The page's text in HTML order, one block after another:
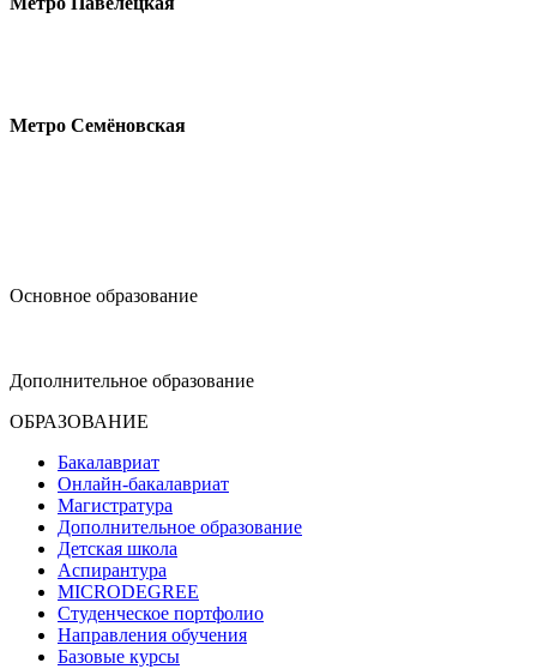
Метро Семёновская
Основное образование
Дополнительное образование
ОБРАЗОВАНИЕ
Бакалавриат
Онлайн-бакалавриат
Магистратура
Дополнительное образование
Детская школа
Аспирантура
MICRODEGREE
Студенческое портфолио
Направления обучения
Базовые курсы